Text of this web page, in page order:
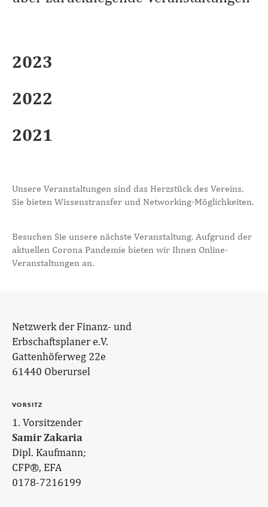
2023
2022
2021
Unsere Veranstaltungen sind das Herzstück des Vereins.
Sie bieten Wissenstransfer und Networking-Möglichkeiten.
Besuchen Sie unsere nächste Veranstaltung. Aufgrund der
aktuellen Corona Pandemie bieten wir Ihnen Online-
Veranstaltungen an.
Netzwerk der Finanz- und
Erbschaftsplaner e.V.
Gattenhöferweg 22e
61440 Oberursel
VORSITZ
1. Vorsitzender
Samir Zakaria
Dipl. Kaufmann;
CFP®, EFA
0178-7216199